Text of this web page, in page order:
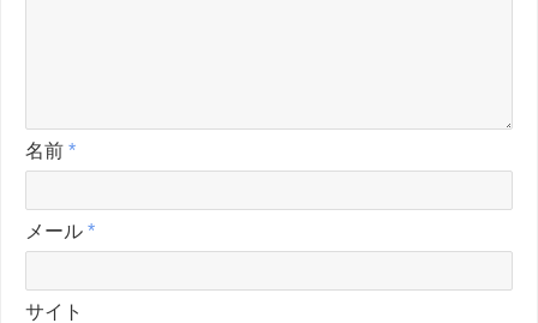
名前 *
メール *
サイト